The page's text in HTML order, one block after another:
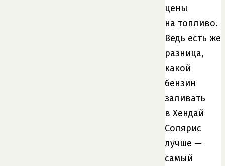
цены
на топливо.
Ведь есть же
разница,
какой
бензин
заливать
в Хендай
Солярис
лучше —
самый